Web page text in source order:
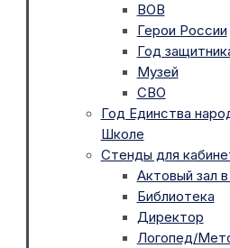
ВОВ
Герои России
Год
Музей
СВО
Год Единства
Школе
Стенды для
Актовый зал
Библиотека
Директор
Логопед/